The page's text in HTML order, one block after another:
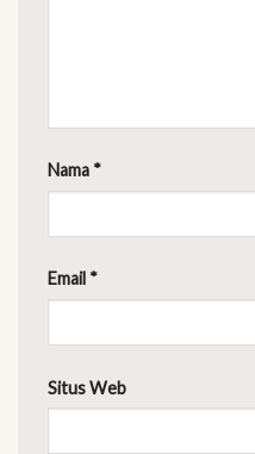
Nama *
Email *
Situs Web